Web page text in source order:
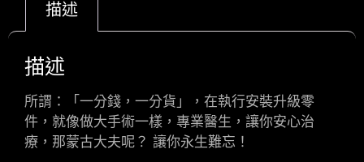
描述
描述
所謂：「一分錢，一分貨」，在執行安裝升級零
件，就像做大手術一樣，專業醫生，讓你安心治
療，那蒙古大夫呢？ 讓你永生難忘！